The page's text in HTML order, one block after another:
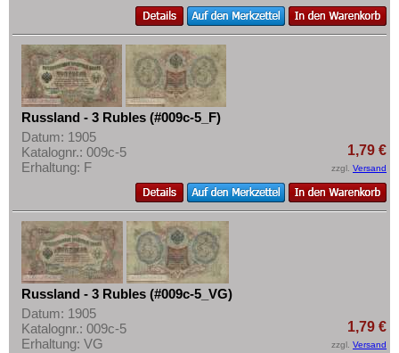
Russland - 3 Rubles (#009c-5_F)
Datum: 1905
Katalognr.: 009c-5
Erhaltung: F
1,79 €
zzgl. Versand
Russland - 3 Rubles (#009c-5_VG)
Datum: 1905
Katalognr.: 009c-5
Erhaltung: VG
1,79 €
zzgl. Versand